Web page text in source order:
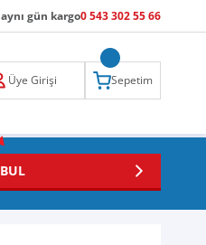
aynı gün kargo0 543 302 55 66
Üye Girişi Sepetim
BUL